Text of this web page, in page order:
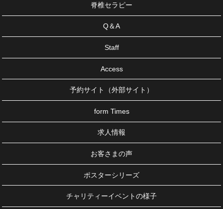
脊椎セラピー
Q＆A
Staff
Access
予約サイト（外部サイト）
form Times
求人情報
お客さまの声
ポスターシリーズ
チャリティーイベントの様子